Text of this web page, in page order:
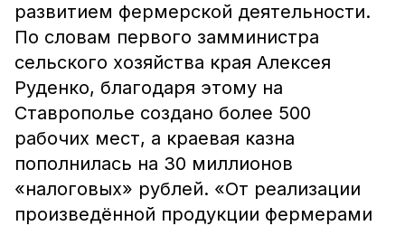
развитием фермерской деятельности.
По словам первого замминистра
сельского хозяйства края Алексея
Руденко, благодаря этому на
Ставрополье создано более 500
рабочих мест, а краевая казна
пополнилась на 30 миллионов
«налоговых» рублей. «От реализации
произведённой продукции фермерами